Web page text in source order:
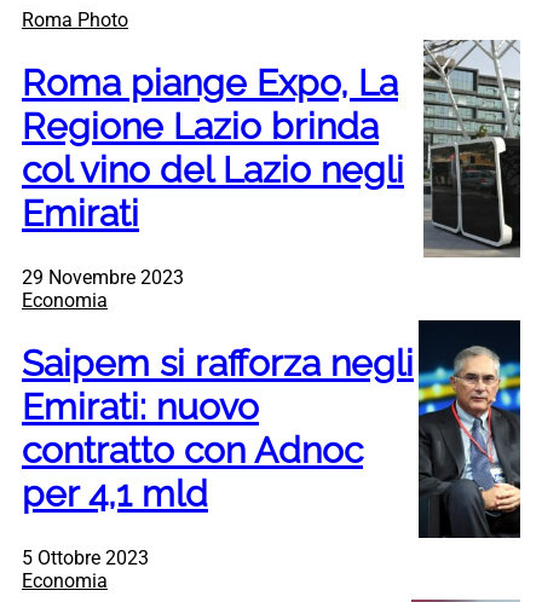
Roma Photo
Roma piange Expo, La
Regione Lazio brinda
col vino del Lazio negli
Emirati
29 Novembre 2023
Economia
Saipem si rafforza negli
Emirati: nuovo
contratto con Adnoc
per 4,1 mld
5 Ottobre 2023
Economia